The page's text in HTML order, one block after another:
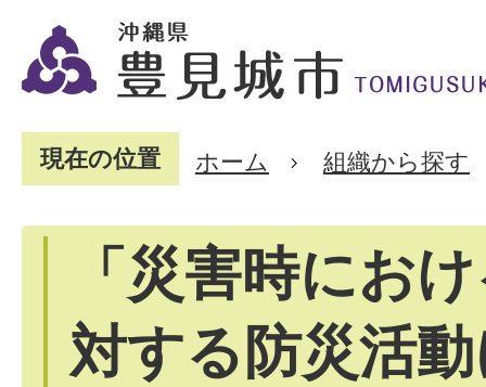
現在の位置 ホーム 組織から探す
「災害時にお
対する防災活